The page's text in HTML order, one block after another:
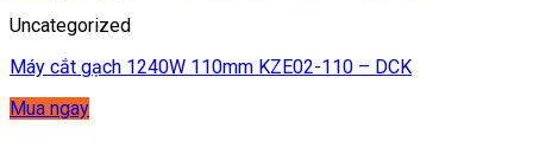
Uncategorized
Máy cắt gạch 1240W 110mm KZE02-110 – DCK
Mua ngay